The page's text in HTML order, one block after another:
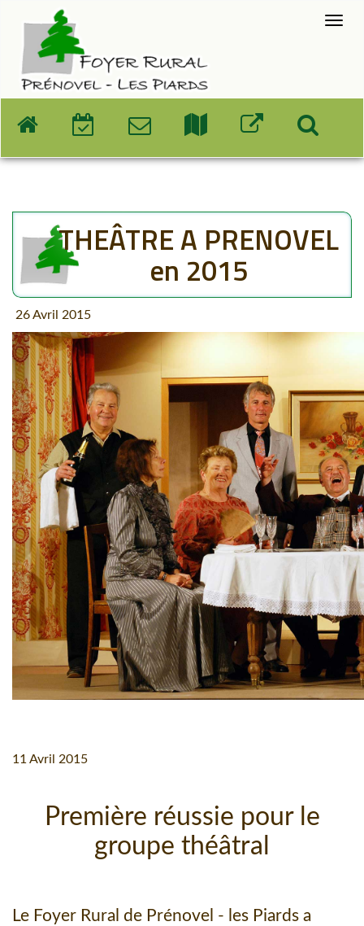
THEÂTRE A PRENOVEL
en 2015
26 Avril 2015
11 Avril 2015
Première réussie pour le
groupe théâtral
Le Foyer Rural de Prénovel - les Piards a